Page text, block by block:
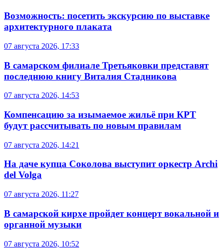
Возможность: посетить экскурсию по выставке
архитектурного плаката
07 августа 2026, 17:33
В самарском филиале Третьяковки представят
последнюю книгу Виталия Стадникова
07 августа 2026, 14:53
Компенсацию за изымаемое жильё при КРТ
будут рассчитывать по новым правилам
07 августа 2026, 14:21
На даче купца Соколова выступит оркестр Archi
del Volga
07 августа 2026, 11:27
В самарской кирхе пройдет концерт вокальной и
органной музыки
07 августа 2026, 10:52